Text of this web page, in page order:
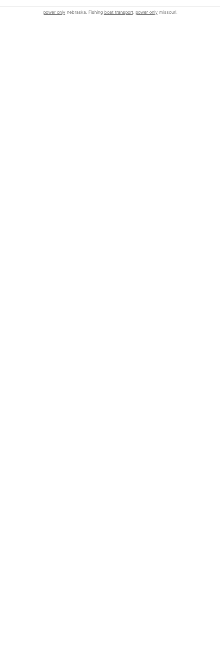
power onlynebraska. Fishing boat transport. power onlymissouri.